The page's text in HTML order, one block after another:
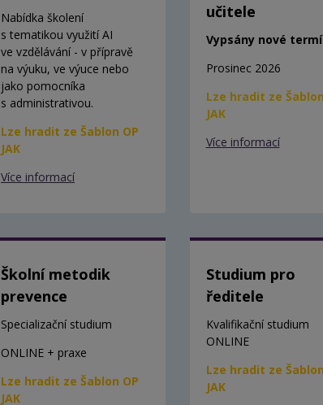
Nabídka školení
s tematikou využití AI
ve vzdělávání - v přípravě
na výuku, ve výuce nebo
jako pomocníka
s administrativou.
Lze hradit ze Šablon OP
JAK
Více informací
učitele
Vypsány nové
Prosinec 2026
Lze hradit ze
JAK
Více informací
Školní metodik
prevence
Specializační studium
ONLINE + praxe
Lze hradit ze Šablon OP
JAK
Studium pro
ředitele
Kvalifikační studium
ONLINE
Lze hradit ze
JAK